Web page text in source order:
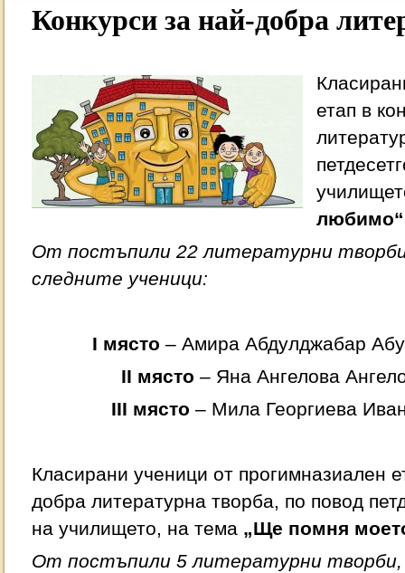
Конкурси за най-добра
етап в
любимо“
От постъпили 22 литературни
следните ученици:
I място – Амира Абдулджабар
II място – Яна Ангелова
III място – Мила Георгиева
Класирани ученици от прогимназиален
добра литературна творба, по повод
на училището, на тема „Ще помня
От постъпили 5 литературни творби,